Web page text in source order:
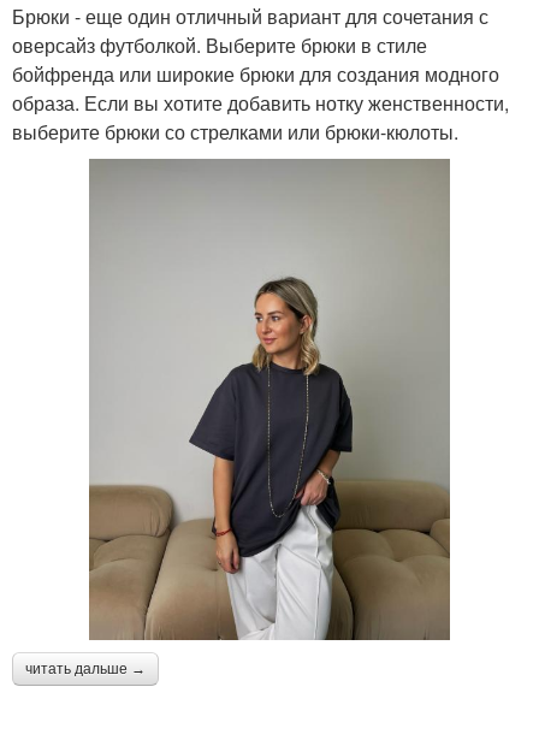
Брюки - еще один отличный вариант для сочетания с
оверсайз футболкой. Выберите брюки в стиле
бойфренда или широкие брюки для создания модного
образа. Если вы хотите добавить нотку женственности,
выберите брюки со стрелками или брюки-кюлоты.
читать дальше →